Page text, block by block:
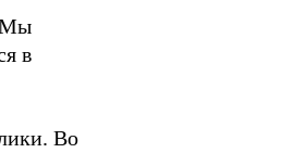
Мы
в
Во